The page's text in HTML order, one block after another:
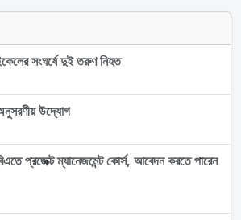
সংঘর্ষে দুই তরুণ নিহত
উদ্যোগ
প্রজেক্ট ম্যানেজমেন্ট কোর্স, আবেদন করতে পারেন